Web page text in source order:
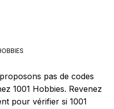
pas de codes
1001 Hobbies. Revenez
pour vérifier si 1001